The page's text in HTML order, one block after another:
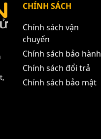
CHÍNH SÁCH
Chính sách vận
chuyển
Chính sách bảo hành
Chính sách đổi trả
Chính sách bảo mật